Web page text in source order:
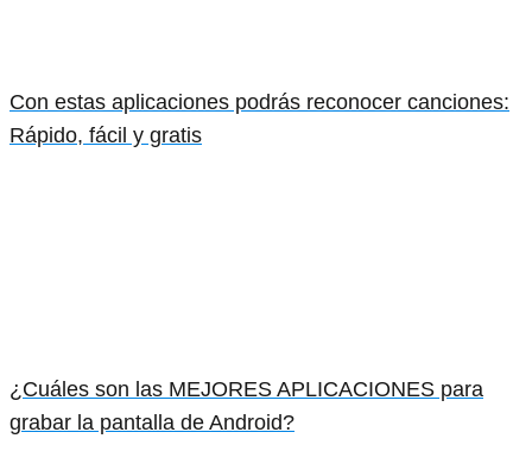
Con estas aplicaciones podrás reconocer canciones:
Rápido, fácil y gratis
¿Cuáles son las MEJORES APLICACIONES para
grabar la pantalla de Android?